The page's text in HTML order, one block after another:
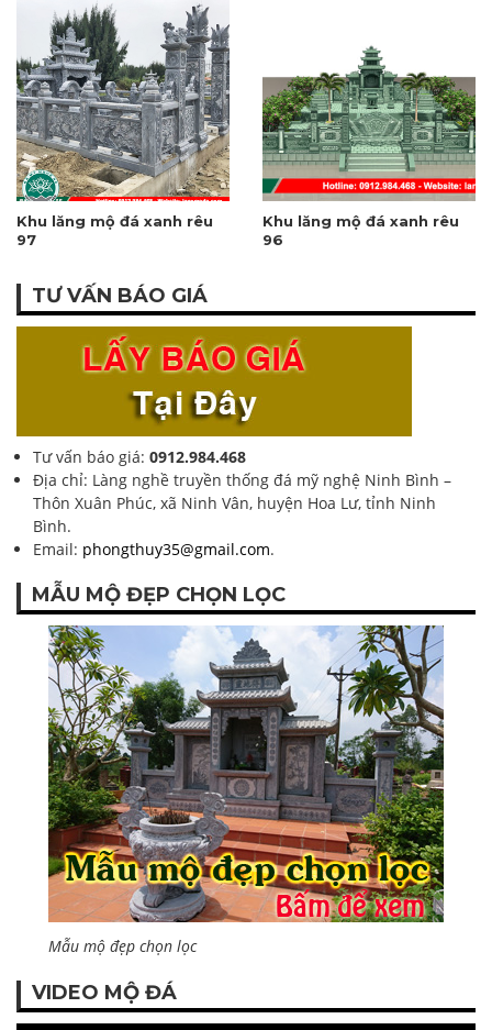
Khu lăng mộ đá xanh rêu
97
Khu lăng mộ đá xanh rêu
96
TƯ VẤN BÁO GIÁ
Tư vấn báo giá: 0912.984.468
Địa chỉ: Làng nghề truyền thống đá mỹ nghệ Ninh Bình –
Thôn Xuân Phúc, xã Ninh Vân, huyện Hoa Lư, tỉnh Ninh
Bình.
Email: phongthuy35@gmail.com.
MẪU MỘ ĐẸP CHỌN LỌC
Mẫu mộ đẹp chọn lọc
VIDEO MỘ ĐÁ